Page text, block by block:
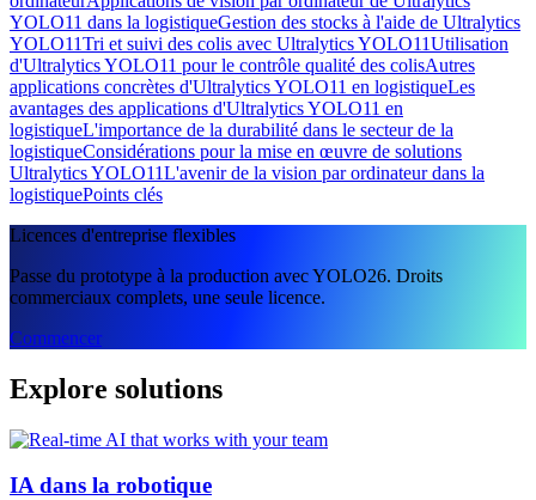
YOLO11 dans la logistiqueGestion des stocks à l'aide de Ultralytics
YOLO11Tri et suivi des colis avec Ultralytics YOLO11Utilisation
d'Ultralytics YOLO11 pour le contrôle qualité des colisAutres
applications concrètes d'Ultralytics YOLO11 en logistiqueLes
avantages des applications d'Ultralytics YOLO11 en
logistiqueL'importance de la durabilité dans le secteur de la
logistiqueConsidérations pour la mise en œuvre de solutions
Ultralytics YOLO11L'avenir de la vision par ordinateur dans la
logistiquePoints clés
Licences d'entreprise flexibles
Passe du prototype à la production avec YOLO26. Droits
commerciaux complets, une seule licence.
Commencer
Explore solutions
IA dans la robotique